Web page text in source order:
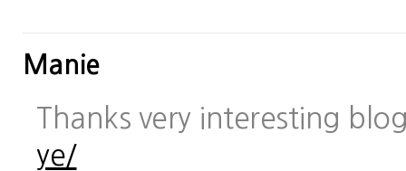
Manie
Thanks very interesting
ye/